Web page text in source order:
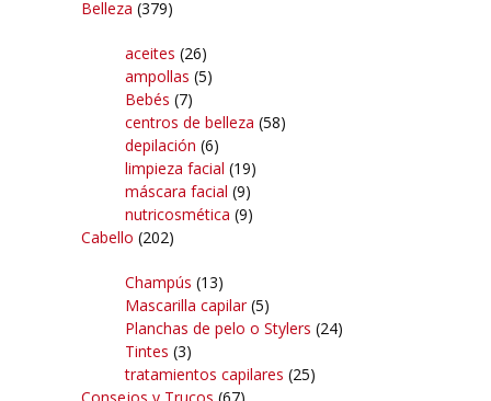
Belleza (379)
aceites (26)
ampollas (5)
Bebés (7)
centros de belleza (58)
depilación (6)
limpieza facial (19)
máscara facial (9)
nutricosmética (9)
Cabello (202)
Champús (13)
Mascarilla capilar(5)
Planchas de pelo o Stylers (24)
Tintes (3)
tratamientos capilares (25)